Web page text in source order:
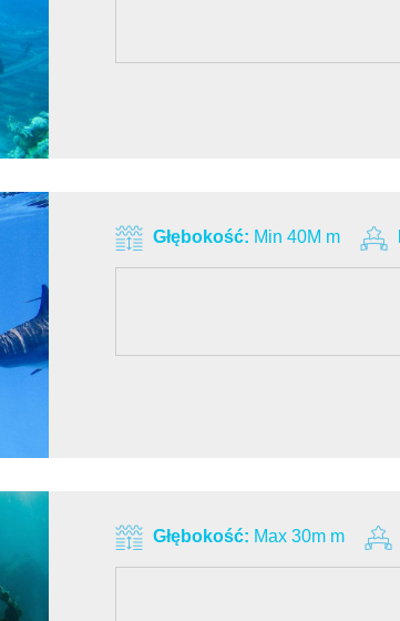
Głębokość: Min 40M m
Głębokość: Max 30m m